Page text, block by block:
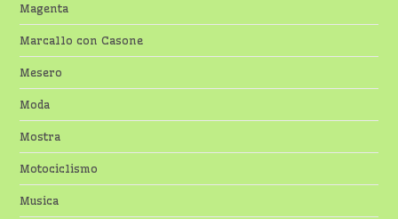
Magenta
Marcallo con Casone
Mesero
Moda
Mostra
Motociclismo
Musica